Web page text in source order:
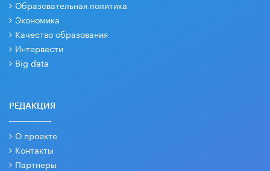
Образовательная политика
Экономика
Качество образования
Интервести
Big data
РЕДАКЦИЯ
О проекте
Контакты
Партнеры